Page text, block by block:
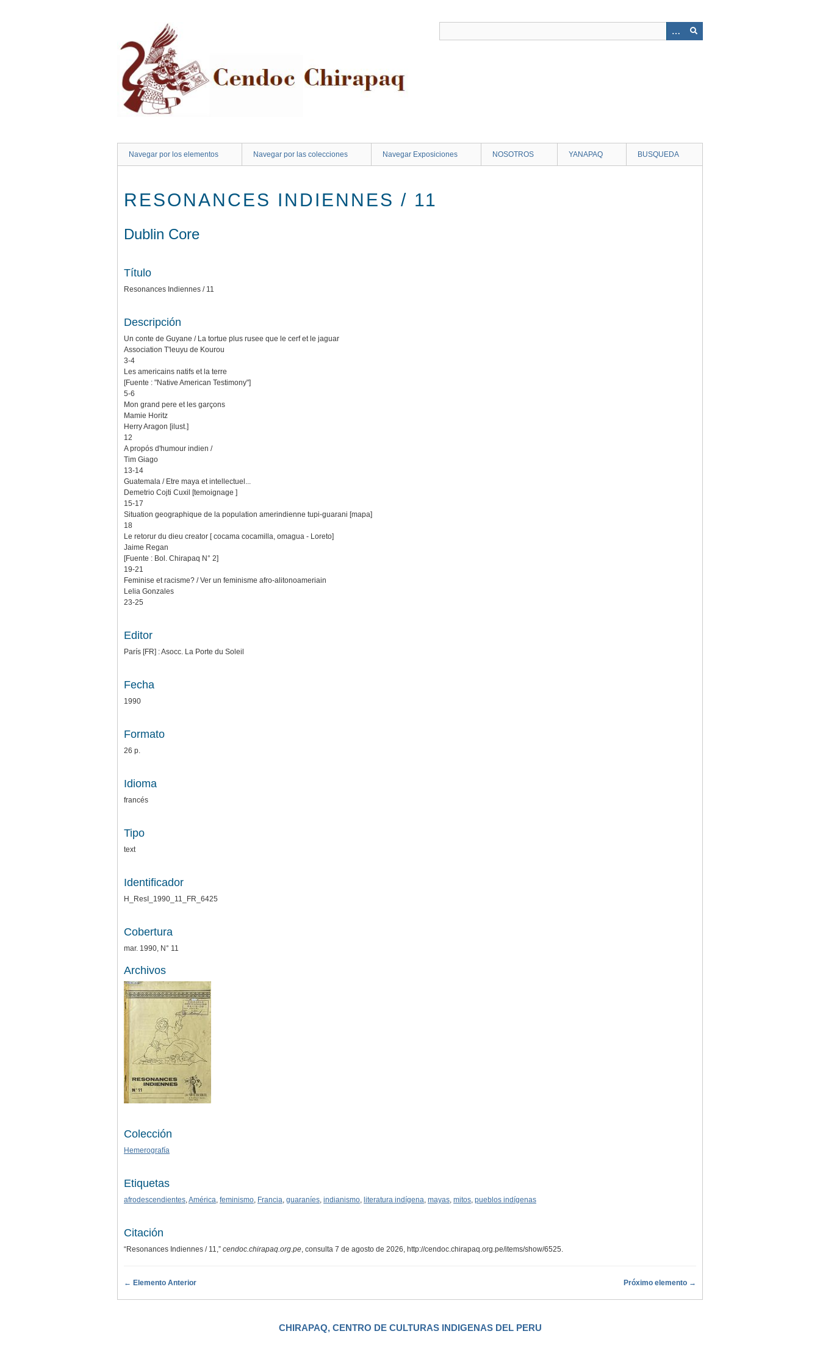
Navegar por los elementos Navegar por las colecciones Navegar Exposiciones NOSOTROS YANAPAQ BUSQUEDA
RESONANCES INDIENNES / 11
Dublin Core
Título
Resonances Indiennes / 11
Descripción
Un conte de Guyane / La tortue plus rusee que le cerf et le jaguar
Association T'leuyu de Kourou
3-4
Les americains natifs et la terre
[Fuente : "Native American Testimony"]
5-6
Mon grand pere et les garçons
Mamie Horitz
Herry Aragon [ilust.]
12
A propós d'humour indien /
Tim Giago
13-14
Guatemala / Etre maya et intellectuel...
Demetrio Cojti Cuxil [temoignage ]
15-17
Situation geographique de la population amerindienne tupi-guarani [mapa]
18
Le retorur du dieu creator [ cocama cocamilla, omagua - Loreto]
Jaime Regan
[Fuente : Bol. Chirapaq N° 2]
19-21
Feminise et racisme? / Ver un feminisme afro-alitonoameriain
Lelia Gonzales
23-25
Editor
París [FR] : Asocc. La Porte du Soleil
Fecha
1990
Formato
26 p.
Idioma
francés
Tipo
text
Identificador
H_ResI_1990_11_FR_6425
Cobertura
mar. 1990, N° 11
Archivos
Colección
Hemerografía
Etiquetas
afrodescendientes América feminismo Francia guaraníes indianismo literatura indígena mayas mitos pueblos indígenas
Citación
“Resonances Indiennes / 11,” cendoc.chirapaq.org.pe , consulta 7 de agosto de 2026, http://cendoc.chirapaq.org.pe/items/show/6525
← Elemento Anterior Próximo elemento →
CHIRAPAQ, CENTRO DE CULTURAS INDIGENAS DEL PERU